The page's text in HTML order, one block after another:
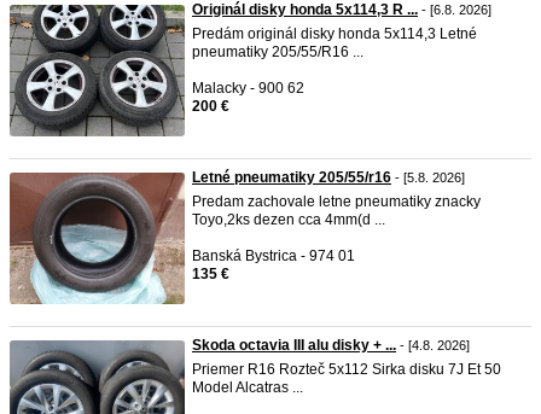
Originál disky honda 5x114,3 R ... - [6.8. 2026]
Predám originál disky honda 5x114,3 Letné
pneumatiky 205/55/R16 ...
Malacky - 900 62
200 €
Letné pneumatiky 205/55/r16 - [5.8. 2026]
Predam zachovale letne pneumatiky znacky
Toyo,2ks dezen cca 4mm(d ...
Banská Bystrica - 974 01
135 €
Skoda octavia III alu disky + ... - [4.8. 2026]
Priemer R16 Rozteč 5x112 Sirka disku 7J Et 50
Model Alcatras ...